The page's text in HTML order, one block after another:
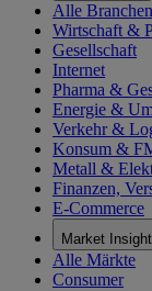
Alle Branchen
Wirtschaft &
Gesellschaft
Internet
Pharma &
Energie &
Verkehr &
Konsum &
Metall &
Finanzen,
E-Commerce
Market
Alle Märkte
Consumer